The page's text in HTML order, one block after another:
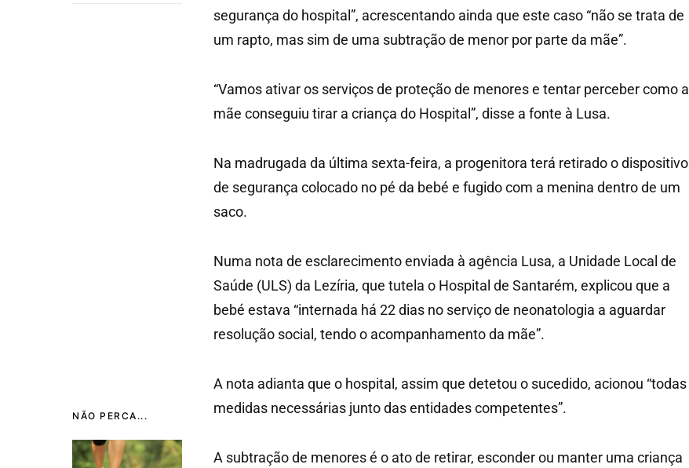
NÃO PERCA...
segurança do hospital”, acrescentando ainda que este caso “não se trata de
um rapto, mas sim de uma subtração de menor por parte da mãe”.
“Vamos ativar os serviços de proteção de menores e tentar perceber como a
mãe conseguiu tirar a criança do Hospital”, disse a fonte à Lusa.
Na madrugada da última sexta-feira, a progenitora terá retirado o dispositivo
de segurança colocado no pé da bebé e fugido com a menina dentro de um
saco.
Numa nota de esclarecimento enviada à agência Lusa, a Unidade Local de
Saúde (ULS) da Lezíria, que tutela o Hospital de Santarém, explicou que a
bebé estava “internada há 22 dias no serviço de neonatologia a aguardar
resolução social, tendo o acompanhamento da mãe”.
A nota adianta que o hospital, assim que detetou o sucedido, acionou “todas
medidas necessárias junto das entidades competentes”.
A subtração de menores é o ato de retirar, esconder ou manter uma criança